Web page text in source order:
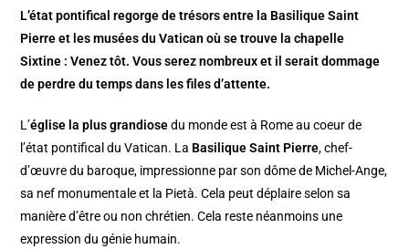
L’état pontifical regorge de trésors entre la Basilique Saint
Pierre et les musées du Vatican où se trouve la chapelle
Sixtine : Venez tôt. Vous serez nombreux et il serait dommage
de perdre du temps dans les files d’attente.
L’église la plus grandiosedu monde est à Rome au coeur de
l’état pontifical du Vatican. La Basilique Saint Pierre, chef-
d’œuvre du baroque, impressionne par son dôme de Michel-Ange,
sa nef monumentale et la Pietà. Cela peut déplaire selon sa
manière d’être ou non chrétien. Cela reste néanmoins une
expression du génie humain.